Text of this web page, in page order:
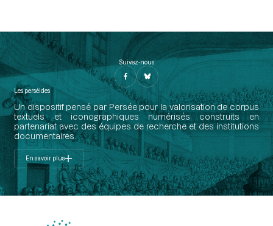
Suivez-nous
Les perséides
Un dispositif pensé par Persée pour la valorisation de corpus
textuels et iconographiques numérisés construits en
partenariat avec des équipes de recherche et des institutions
documentaires.
En savoir plus